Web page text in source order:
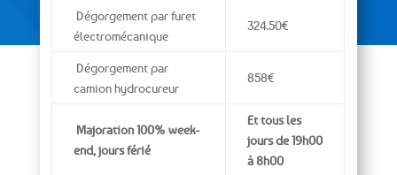
Dégorgement par furet
électromécanique
324.50€
Dégorgement par
camion hydrocureur
858€
Majoration 100% week-
end, jours férié
Et tous les
jours de 19h00
à 8h00